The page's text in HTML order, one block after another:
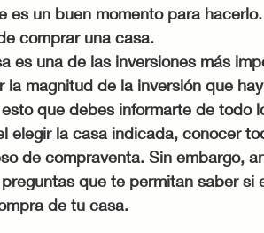
es un buen momento para
comprar una casa.
es una de las inversiones más
la magnitud de la inversión que
que debes informarte de todo
elegir la casa indicada, conocer
de compraventa. Sin embargo,
que te permitan saber si
de tu casa.